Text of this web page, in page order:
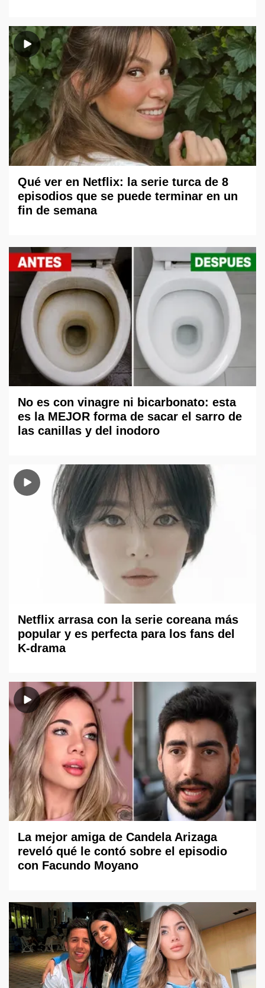
Qué ver en Netflix: la serie turca de 8
episodios que se puede terminar en un
fin de semana
No es con vinagre ni bicarbonato: esta
es la MEJOR forma de sacar el sarro de
las canillas y del inodoro
Netflix arrasa con la serie coreana más
popular y es perfecta para los fans del
K-drama
La mejor amiga de Candela Arizaga
reveló qué le contó sobre el episodio
con Facundo Moyano